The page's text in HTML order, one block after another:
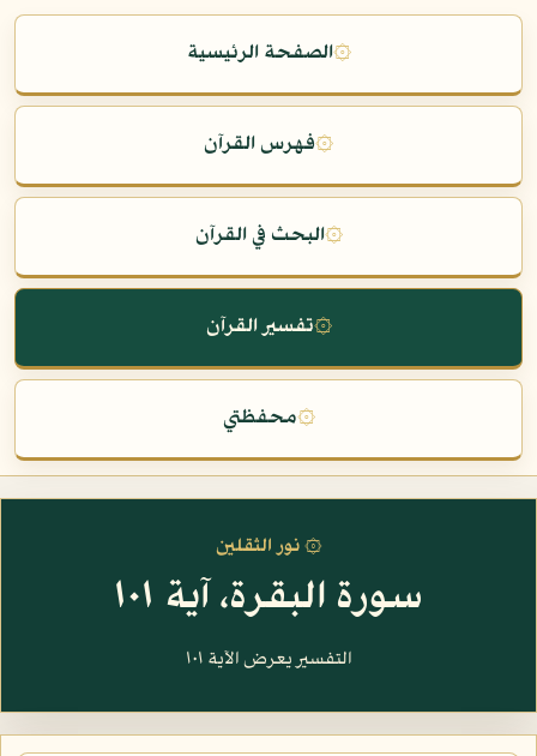
۞الصفحة الرئيسية
۞فهرس القرآن
۞البحث في القرآن
۞تفسير القرآن
۞محفظتي
۞ نور الثقلين
سورة البقرة، آية ١٠١
التفسير يعرض الآية ١٠١